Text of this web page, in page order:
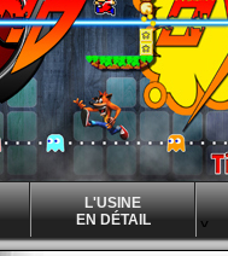
L'USINE
EN DÉTAIL
^
^